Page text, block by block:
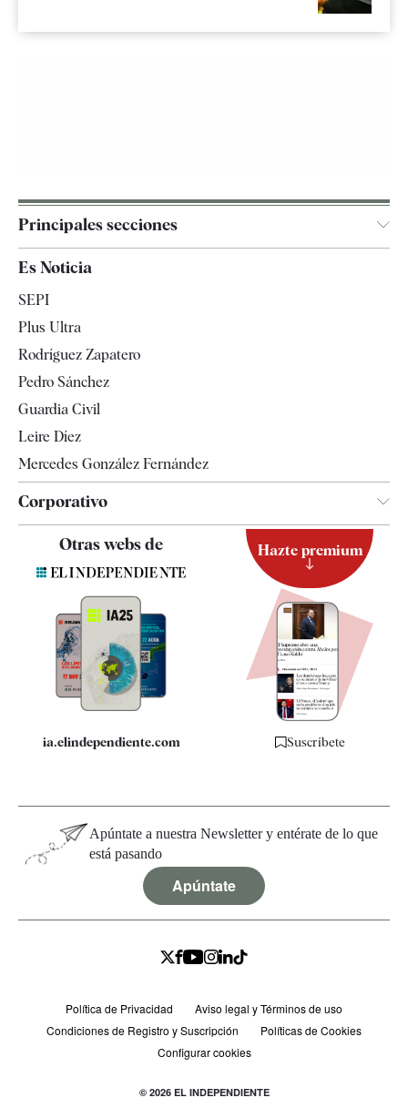
Principales secciones
España
Televisión
Es Noticia
SEPI
Plus Ultra
Rodríguez Zapatero
Pedro Sánchez
Guardia Civil
Leire Díez
Mercedes González Fernández
Corporativo
Contacto
Quiénes somos
Especificaciones
Otras webs de
ia.elindependiente.com
Hazte premium
Suscríbete
Apúntate a nuestra Newsletter y entérate de lo que
está pasando
Apúntate
Política de Privacidad
Aviso legal y Términos de uso
Condiciones de Registro y Suscripción
Políticas de Cookies
Configurar cookies
© 2026 EL INDEPENDIENTE